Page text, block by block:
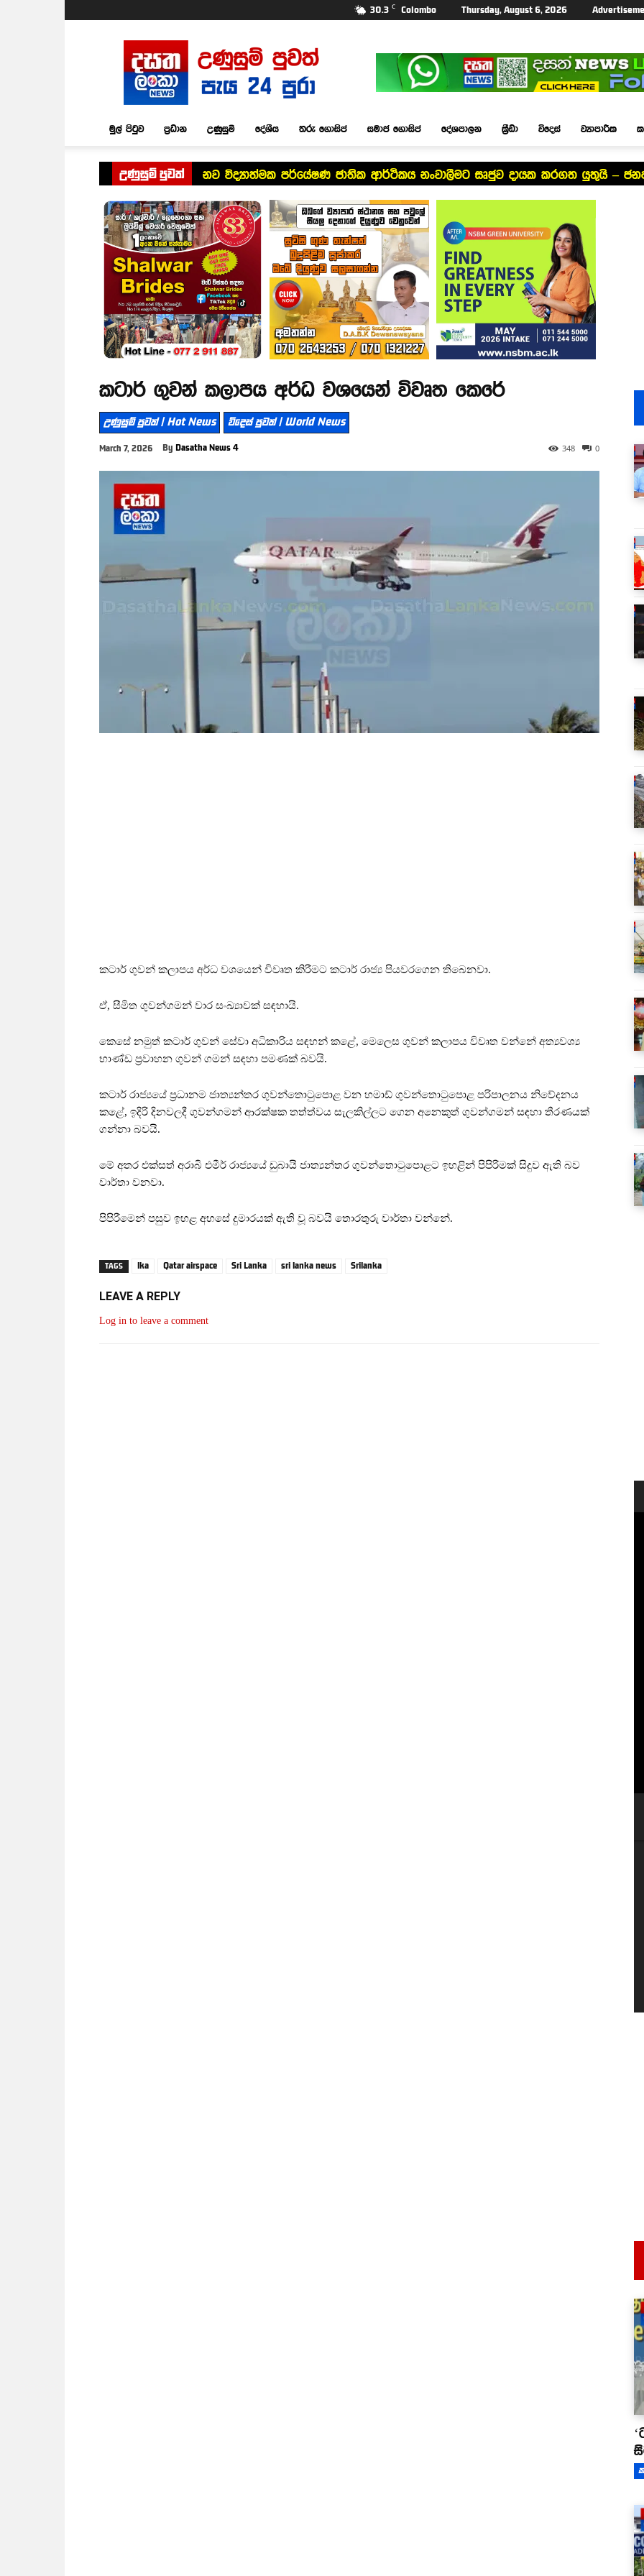
30.3 C Colombo Thursday, August 6, 2026
Dasatha
Lanka
News
මුල් පිටුව ප්‍රධාන උණුසුම් දේශීය තරු ගොසිප් සමාජ ගොසිප් දේශපාලන ක්‍රීඩා විදෙස් ව්‍යාපාරික
උණුසුම් පුවත් නව විද්‍යාත්මක පර්යේෂණ ජාතික ආර්ථිකය නංවාලීමට සෘජුව දායක කරගත යුතුයි –
කටාර් ගුවන් කලාපය අර්ධ වශයෙන් විවෘත කෙරේ
උණුසුම් පුවත් | Hot News විදෙස් පුවත් | World News
March 7, 2026 By Dasatha News 4 0
348
කටාර් ගුවන් කලාපය අර්ධ වශයෙන් විවෘත කිරීමට කටාර් රාජ්‍ය පියවරගෙන තිබෙනවා.
ඒ, සීමිත ගුවන්ගමන් වාර සංඛ්‍යාවක් සඳහායි.
කෙසේ නමුත් කටාර් ගුවන් සේවා අධිකාරිය සඳහන් කළේ, මෙලෙස ගුවන් කලාපය විවෘත වන්නේ අත්‍යවශ්‍ය
භාණ්ඩ ප්‍රවාහන ගුවන් ගමන් සඳහා පමණක් බවයි.
කටාර් රාජ්‍යයේ ප්‍රධානම ජාත්‍යන්තර ගුවන්තොටුපොළ වන හමාඩ් ගුවන්තොටුපොළ පරිපාලනය නිවේදනය
කළේ, ඉදිරි දිනවලදී ගුවන්ගමන් ආරක්ෂක තත්ත්වය සැලකිල්ලට ගෙන අනෙකුත් ගුවන්ගමන් සඳහා තීරණයක්
ගන්නා බවයි.
මේ අතර එක්සත් අරාබි එමීර් රාජ්‍යයේ ඩුබායි ජාත්‍යන්තර ගුවන්තොටුපොළට ඉහළින් පිපිරිමක් සිදුව ඇති බව
වාර්තා වනවා.
පිපිරීමෙන් පසුව ඉහළ අහසේ දුමාරයක් ඇති වූ බවයි තොරතුරු වාර්තා වන්නේ.
TAGS lka Qatar airspace Sri Lanka sri lanka news Srilanka
LEAVE A REPLY
Log in to leave a comment